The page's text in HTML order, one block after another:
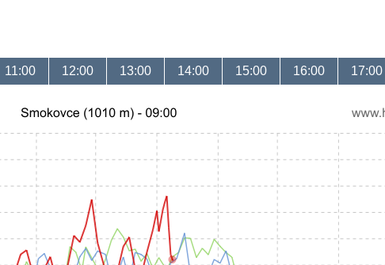
11:00 12:00 13:00 14:00 15:00 16:00 17:00